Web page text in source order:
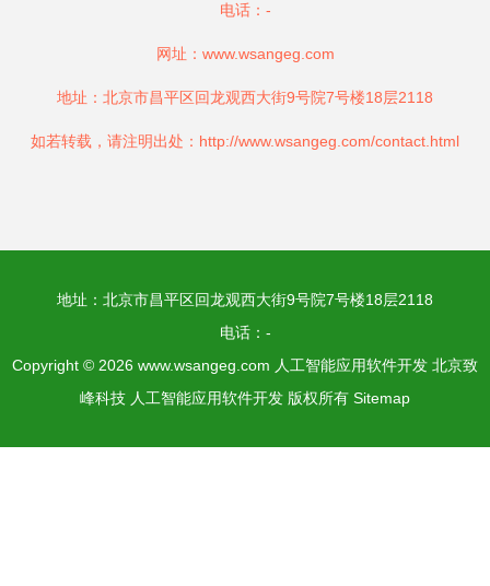
电话：-
网址： www.wsangeg.com
地址：北京市昌平区回龙观西大街9号院7号楼18层2118
如若转载，请注明出处：http://www.wsangeg.com/contact.html
地址：北京市昌平区回龙观西大街9号院7号楼18层2118
电话：-
Copyright © 2026 www.wsangeg.com 人工智能应用软件开发 北京致
峰科技 人工智能应用软件开发 版权所有 Sitemap